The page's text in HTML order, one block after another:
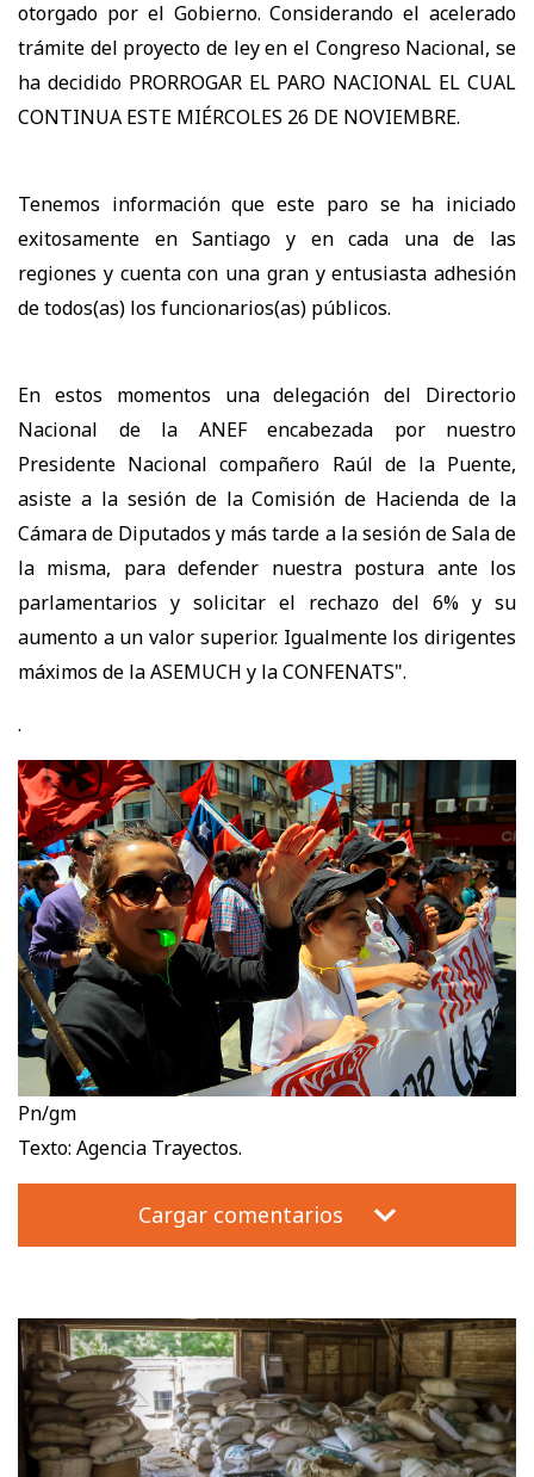
otorgado por el Gobierno. Considerando el acelerado
trámite del proyecto de ley en el Congreso Nacional, se
ha decidido PRORROGAR EL PARO NACIONAL EL CUAL
CONTINUA ESTE MIÉRCOLES 26 DE NOVIEMBRE.
Tenemos información que este paro se ha iniciado
exitosamente en Santiago y en cada una de las
regiones y cuenta con una gran y entusiasta adhesión
de todos(as) los funcionarios(as) públicos.
En estos momentos una delegación del Directorio
Nacional de la ANEF encabezada por nuestro
Presidente Nacional compañero Raúl de la Puente,
asiste a la sesión de la Comisión de Hacienda de la
Cámara de Diputados y más tarde a la sesión de Sala de
la misma, para defender nuestra postura ante los
parlamentarios y solicitar el rechazo del 6% y su
aumento a un valor superior. Igualmente los dirigentes
máximos de la ASEMUCH y la CONFENATS".
.
Pn/gm
Texto: Agencia Trayectos.
Cargar comentarios